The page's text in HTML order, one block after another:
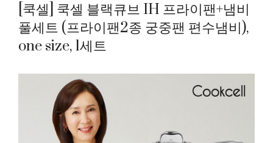
[쿡셀] 쿡셀 블랙큐브 IH 프라이팬+냄비
풀세트 (프라이팬2종 궁중팬 편수냄비),
one size, 1세트